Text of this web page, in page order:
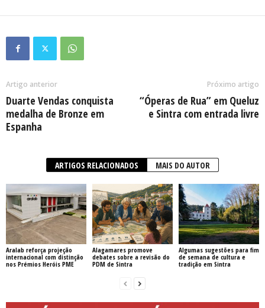
Artigo anterior
Duarte Vendas conquista
medalha de Bronze em
Espanha
Próximo artigo
“Óperas de Rua” em Queluz
e Sintra com entrada livre
ARTIGOS RELACIONADOS MAIS DO AUTOR
Aralab reforça projeção
internacional com distinção
nos Prémios Heróis PME
Alagamares promove
debates sobre a revisão do
PDM de Sintra
Algumas sugestões para fim
de semana de cultura e
tradição em Sintra